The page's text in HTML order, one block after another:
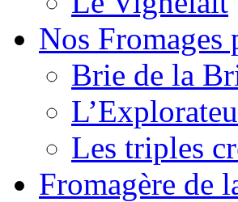
Nos Fromages
Brie de la
Les triples
Fromagère de